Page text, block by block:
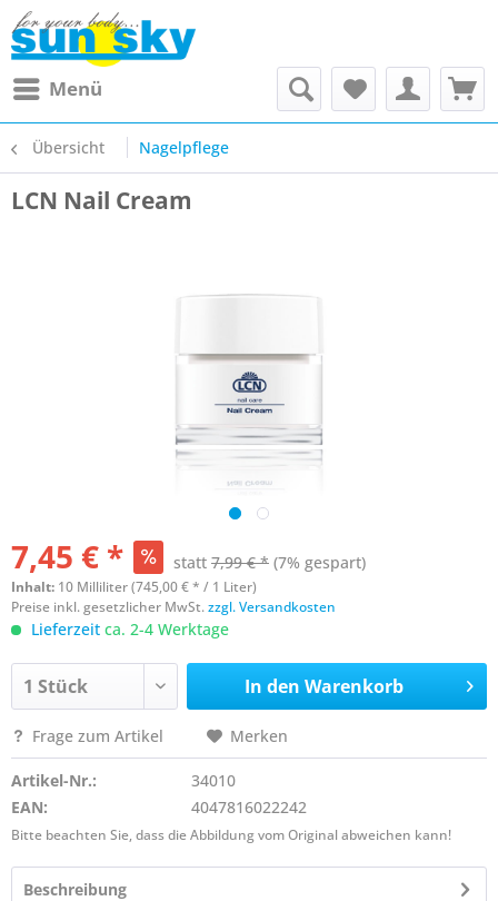
Menü
Übersicht Nagelpflege
LCN Nail Cream
7,45 € * statt 7,99 € * (7% gespart)
Inhalt: 10 Milliliter (745,00 € * / 1 Liter)
Preise inkl. gesetzlicher MwSt.zzgl. Versandkosten
Lieferzeit ca. 2-4 Werktage
In den Warenkorb
Frage zum Artikel Merken
Artikel-Nr.:
34010
EAN:
4047816022242
Bitte beachten Sie, dass die Abbildung vom Original abweichen kann!
Beschreibung